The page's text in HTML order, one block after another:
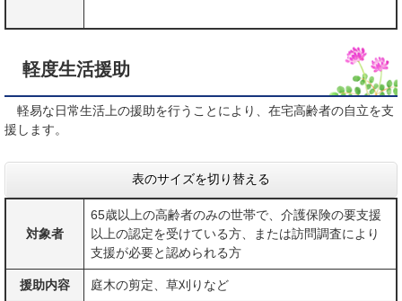
軽度生活援助
軽易な日常生活上の援助を行うことにより、在宅高齢者の自立を支
援します。
表のサイズを切り替える
対象者
65歳以上の高齢者のみの世帯で、介護保険の要支援
以上の認定を受けている方、または訪問調査により
支援が必要と認められる方
援助内容 庭木の剪定、草刈りなど